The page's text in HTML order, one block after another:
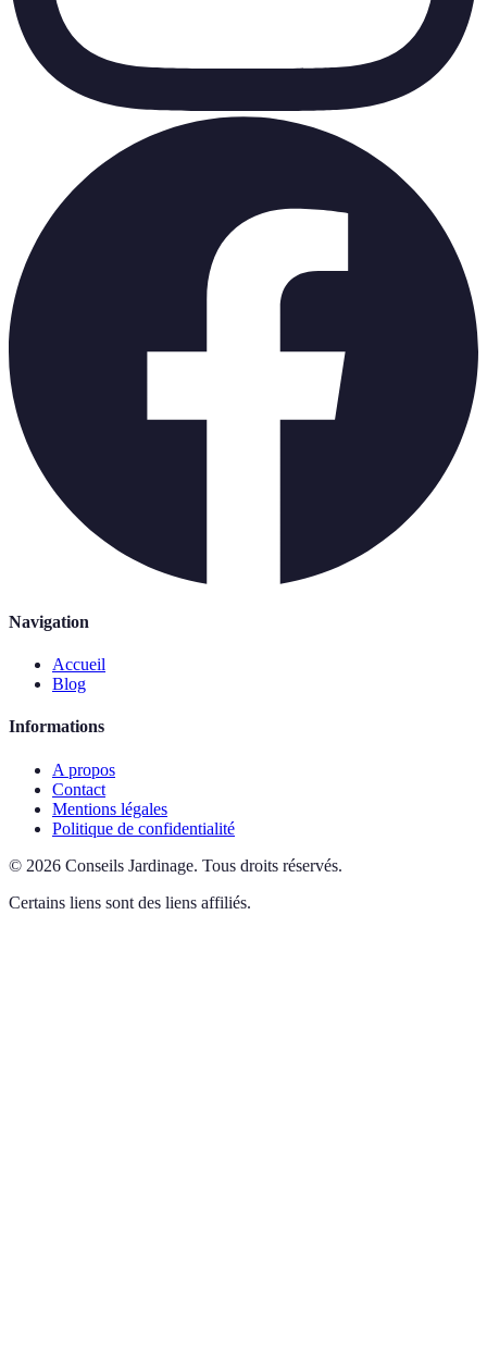
Navigation
Accueil
Blog
Informations
A propos
Contact
Mentions légales
Politique de confidentialité
© 2026 Conseils Jardinage. Tous droits réservés.
Certains liens sont des liens affiliés.